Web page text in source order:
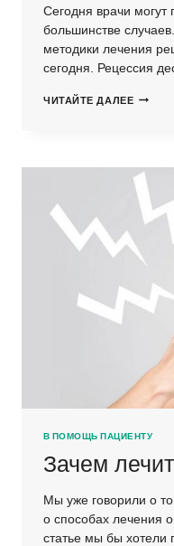
Сегодня врачи
большинстве
методики лечения
сегодня. Рецессия
ЧИТАЙТЕ ДАЛЕЕ
В ПОМОЩЬ ПАЦИЕНТУ
Зачем
Мы уже говорили о
о способах лечения
статье мы бы хотели